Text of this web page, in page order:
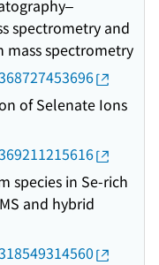
spectrometry and
spectrometry
of Selenate Ions
species in Se-rich
and hybrid